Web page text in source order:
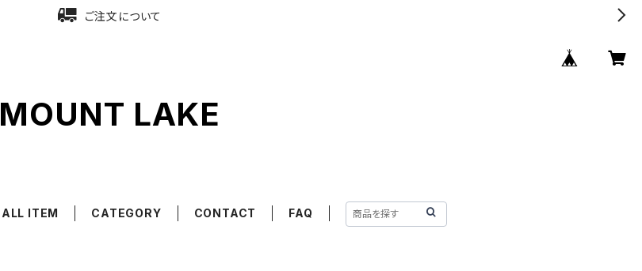
ご注文について
MOUNT LAKE
ALL ITEM CATEGORY CONTACT FAQ